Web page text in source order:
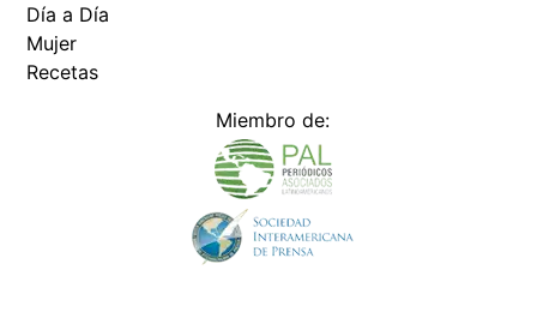
Día a Día
Mujer
Recetas
Miembro de: